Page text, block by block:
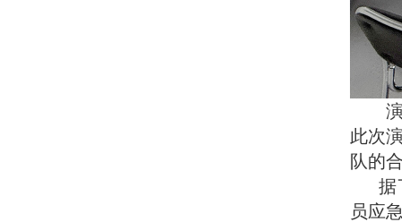
此次
队的
据
员应